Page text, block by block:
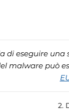
di eseguire
malware può
2.